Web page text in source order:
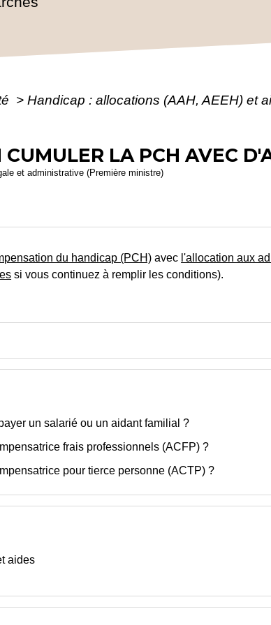
> Handicap : allocations (AAH, AEEH) et
LA PCH AVEC
et administrative (Première ministre)
du handicap (PCH) avec l'allocation aux
si vous continuez à remplir les conditions).
un salarié ou un aidant familial ?
frais professionnels (ACFP) ?
pour tierce personne (ACTP) ?
aides